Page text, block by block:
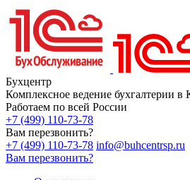
Бухцентр
Комплексное ведение бухгалтерии в
Работаем по всей России
+7 (499) 110-73-78
Вам перезвонить?
+7 (499) 110-73-78 info@buhcentrsp.ru
Вам перезвонить?